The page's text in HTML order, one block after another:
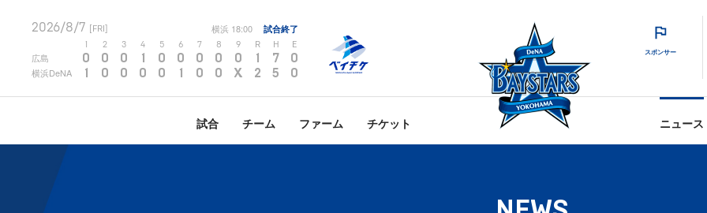
2026/8/7 [FRI] 横浜 18:00 試合終了
2 3 4 5 6 7 8 9 R H E
広島 0 0 0 1 0 0 0 0 0 1 7 0
横浜DeNA 1 0 0 0 0 1 0 0 X 2 5 0
スポンサー
試合 チーム ファーム チケット ニュース